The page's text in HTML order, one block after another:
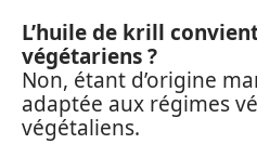
L’huile de krill
végétariens ?
Non, étant d’origine
adaptée aux régimes
végétaliens.